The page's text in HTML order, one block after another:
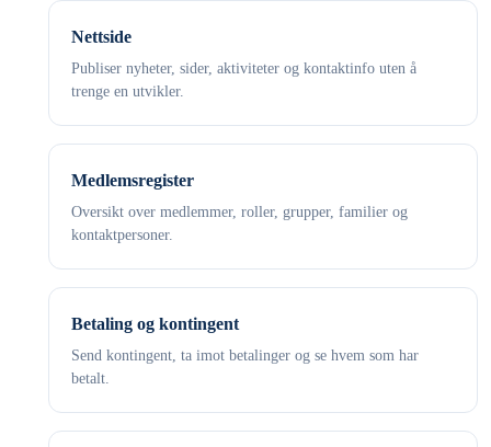
Nettside
Publiser nyheter, sider, aktiviteter og kontaktinfo uten å
trenge en utvikler.
Medlemsregister
Oversikt over medlemmer, roller, grupper, familier og
kontaktpersoner.
Betaling og kontingent
Send kontingent, ta imot betalinger og se hvem som har
betalt.